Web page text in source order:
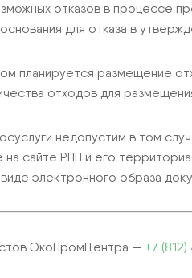
отказов в процессе
для отказа в
планируется размещение
отходов для
недопустим в том
сайте РПН и его
электронного образа
ЭкоПромЦентра — +7